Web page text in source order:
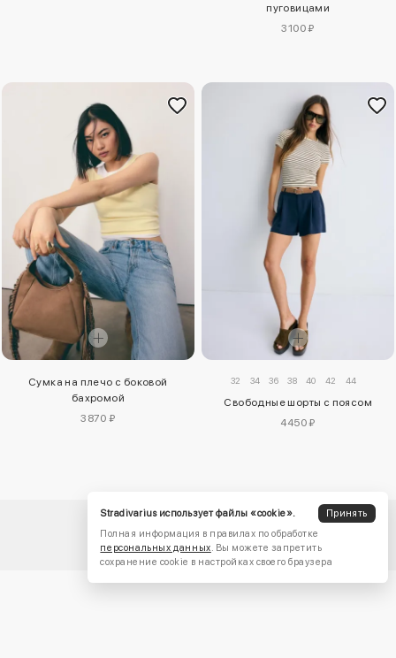
пуговицами
3100 ₽
Сумка на плечо с боковой
бахромой
3870 ₽
32 34 36 38 40 42 44
Свободные шорты с поясом
4450 ₽
Stradivarius использует файлы «cookie».
Принять
Полная информация в правилах по обработке
персональных данных. Вы можете запретить
сохранение cookie в настройках своего браузера